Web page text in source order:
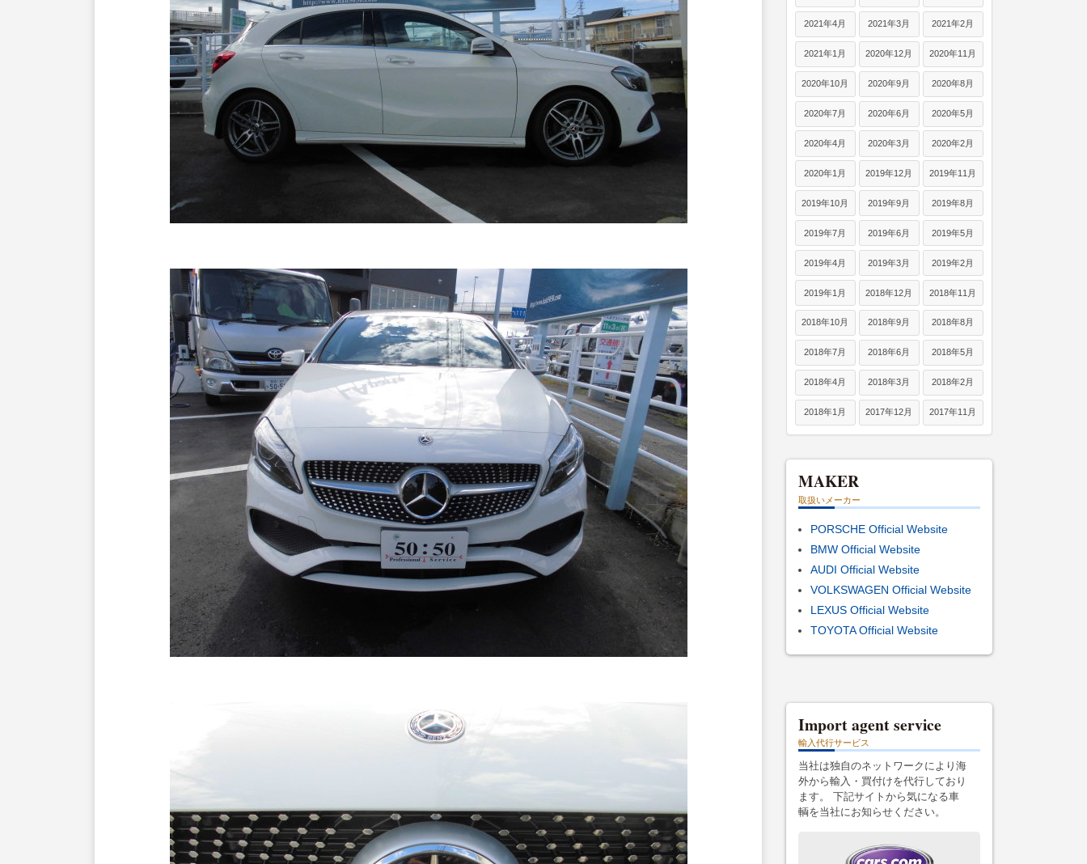
2021年4月 2021年3月 2021年2月
2021年1月 2020年12月 2020年11月
2020年10月 2020年9月 2020年8月
2020年7月 2020年6月 2020年5月
2020年4月 2020年3月 2020年2月
2020年1月 2019年12月 2019年11月
2019年10月 2019年9月 2019年8月
2019年7月 2019年6月 2019年5月
2019年4月 2019年3月 2019年2月
2019年1月 2018年12月 2018年11月
2018年10月 2018年9月 2018年8月
2018年7月 2018年6月 2018年5月
2018年4月 2018年3月 2018年2月
2018年1月 2017年12月 2017年11月
MAKER
取扱いメーカー
PORSCHE Official Website
BMW Official Website
AUDI Official Website
VOLKSWAGEN Official Website
LEXUS Official Website
TOYOTA Official Website
Import agent service
輸入代行サービス
当社は独自のネットワークにより海
外から輸入・買付けを代行しており
ます。 下記サイトから気になる車
輌を当社にお知らせください。